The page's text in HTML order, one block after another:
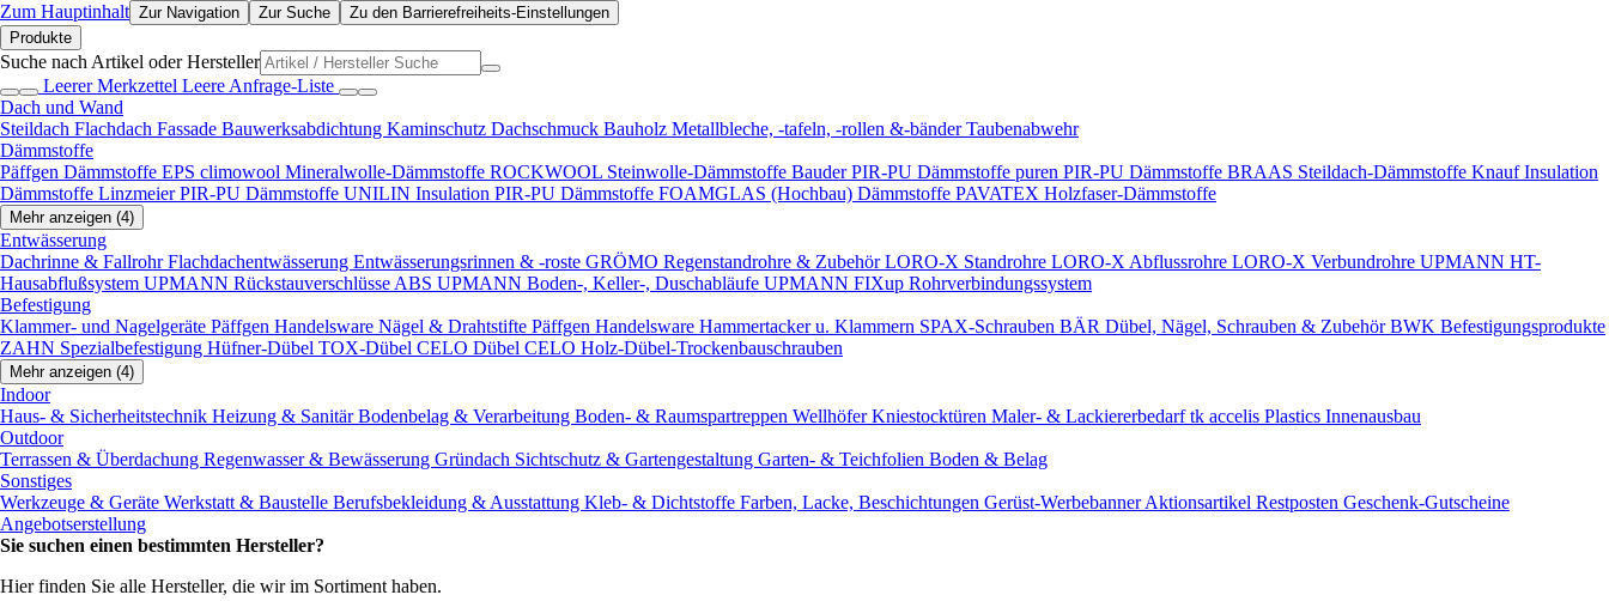
Zum Hauptinhalt Zur Navigation Zur Suche
Zu den Barrierefreiheits-Einstellungen
Produkte
Suche nach Artikel oder Hersteller
Leerer Merkzettel Leere Anfrage-Liste
Dach und Wand
Steildach Flachdach Fassade Bauwerksabdichtung Kaminschutz Dachschmuck Bauholz Metallbleche, -tafeln, -rollen &-bänderTaubenabwehr
Dämmstoffe
Päffgen Dämmstoffe EPS climowool Mineralwolle-Dämmstoffe ROCKWOOL Steinwolle-Dämmstoffe Bauder PIR-PU Dämmstoffe puren PIR-PU Dämmstoffe BRAAS Steildach-Dämmstoffe Knauf Insulation
Dämmstoffe Linzmeier PIR-PU Dämmstoffe UNILIN Insulation PIR-PU Dämmstoffe FOAMGLAS (Hochbau) Dämmstoffe PAVATEX Holzfaser-Dämmstoffe
Mehr anzeigen (4)
Entwässerung
Dachrinne & FallrohrFlachdachentwässerung Entwässerungsrinnen & -roste GRÖMO Regenstandrohre & ZubehörLORO-X Standrohre LORO-X Abflussrohre LORO-X Verbundrohre UPMANN HT-
Hausabflußsystem UPMANN Rückstauverschlüsse ABS UPMANN Boden-, Keller-, Duschabläufe UPMANN FIXup Rohrverbindungssystem
Befestigung
Klammer- und Nagelgeräte Päffgen Handelsware Nägel & Drahtstifte Päffgen Handelsware Hammertacker u. Klammern SPAX-Schrauben BÄR Dübel, Nägel, Schrauben & ZubehörBWK Befestigungsprodukte
ZAHN Spezialbefestigung Hüfner-Dübel TOX-Dübel CELO Dübel CELO Holz-Dübel-Trockenbauschrauben
Mehr anzeigen (4)
Indoor
Haus- & Sicherheitstechnik Heizung & SanitärBodenbelag & Verarbeitung Boden- & Raumspartreppen Wellhöfer Kniestocktüren Maler- & Lackiererbedarftk accelis Plastics Innenausbau
Outdoor
Terrassen & Überdachung Regenwasser & Bewässerung Gründach Sichtschutz & Gartengestaltung Garten- & Teichfolien Boden & Belag
Sonstiges
Werkzeuge & Geräte Werkstatt & Baustelle Berufsbekleidung & Ausstattung Kleb- & Dichtstoffe Farben, Lacke, Beschichtungen Gerüst-WerbebannerAktionsartikel Restposten Geschenk-Gutscheine
Angebotserstellung
Sie suchen einen bestimmten Hersteller?
Hier finden Sie alle Hersteller, die wir im Sortiment haben.